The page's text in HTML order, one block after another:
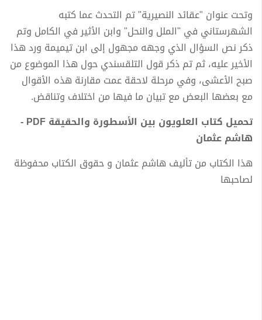
وتحت عنوان "عقائد النصيرية" تم التحدث عما كتبه
الشهرستاني في "الملل والنحل" وابن الأثير في الكامل وتم
ذكر نص السؤال الذي وجهه مجهول إلى ابن تيميمة ورد هذا
الأخير عليه، ثم تم ذكر قول التلقسندي حول هذا الموضوع من
صبح الأعشى، وفي مرحلة لاحقة عمت مقارنة هذه الأقوال
مع بعضها البعض مع تبيان ما فيها من اختلاف وتناقض.
تحميل كتاب العلويون بين الأسطورة والحقيقة PDF -
هاشم عثمان
هذا الكتاب من تأليف هاشم عثمان و حقوق الكتاب محفوظة
لصاحبها